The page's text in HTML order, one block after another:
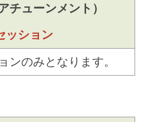
チューンメント）
ッション
ンのみとなります。